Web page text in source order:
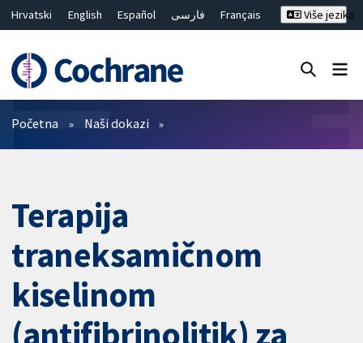
Hrvatski English Español فارسی
Français
繁體中文
简体中文
Više jezika
Prečistači
Početna Naši dokazi
Terapija
traneksamičnom
kiselinom